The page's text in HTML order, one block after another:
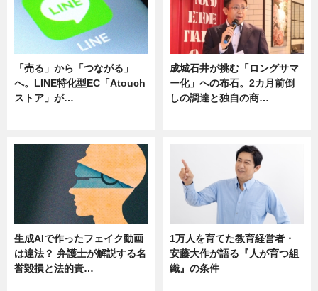
「売る」から「つながる」
へ。LINE特化型EC「Atouch
ストア」が…
成城石井が挑む「ロングサマ
ー化」への布石。2カ月前倒
しの調達と独自の商…
生成AIで作ったフェイク動画
は違法？ 弁護士が解説する名
誉毀損と法的責…
1万人を育てた教育経営者・
安藤大作が語る『人が育つ組
織』の条件